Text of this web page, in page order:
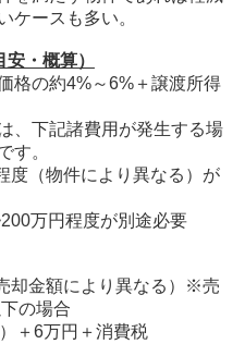
ケースも多い。
・概算）
格の約4%～6%＋譲渡所得
、下記諸費用が発生する場
す。
度（物件により異なる）が
万円程度が別途必要
却金額により異なる）
※売
の場合
＋6万円＋消費税